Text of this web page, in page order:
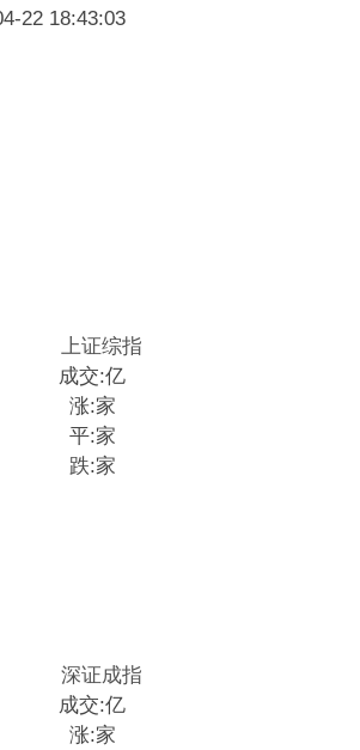
22 18:43:03
成交:亿
涨:家
平:家
跌:家
成交:亿
涨:家